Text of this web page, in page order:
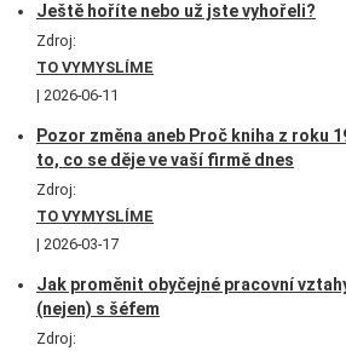
Ještě hoříte nebo už jste vyhořeli?
Zdroj:
TO VYMYSLÍME
2026-06-11
Pozor změna aneb Proč kniha z roku
to, co se děje ve vaší firmě dnes
Zdroj:
TO VYMYSLÍME
2026-03-17
Jak proměnit obyčejné pracovní
(nejen) s šéfem
Zdroj: